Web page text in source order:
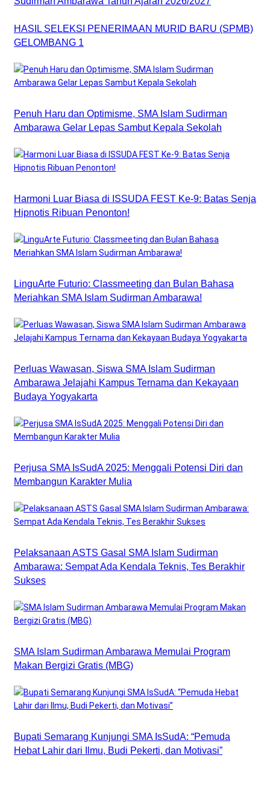
HASIL SELEKSI PENERIMAAN MURID BARU (SPMB)
GELOMBANG 1
Penuh Haru dan Optimisme, SMA Islam Sudirman
Ambarawa Gelar Lepas Sambut Kepala Sekolah
Harmoni Luar Biasa di ISSUDA FEST Ke-9: Batas Senja
Hipnotis Ribuan Penonton!
LinguArte Futurio: Classmeeting dan Bulan Bahasa
Meriahkan SMA Islam Sudirman Ambarawa!
Perluas Wawasan, Siswa SMA Islam Sudirman
Ambarawa Jelajahi Kampus Ternama dan Kekayaan
Budaya Yogyakarta
Perjusa SMA IsSudA 2025: Menggali Potensi Diri dan
Membangun Karakter Mulia
Pelaksanaan ASTS Gasal SMA Islam Sudirman
Ambarawa: Sempat Ada Kendala Teknis, Tes Berakhir
Sukses
SMA Islam Sudirman Ambarawa Memulai Program
Makan Bergizi Gratis (MBG)
Bupati Semarang Kunjungi SMA IsSudA: “Pemuda
Hebat Lahir dari Ilmu, Budi Pekerti, dan Motivasi”